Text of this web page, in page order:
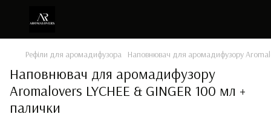
Рефіли для аромадифузора Наповнювач для аромадифузору
Наповнювач для аромадифузору
Aromalovers LYCHEE & GINGER 100 мл +
палички